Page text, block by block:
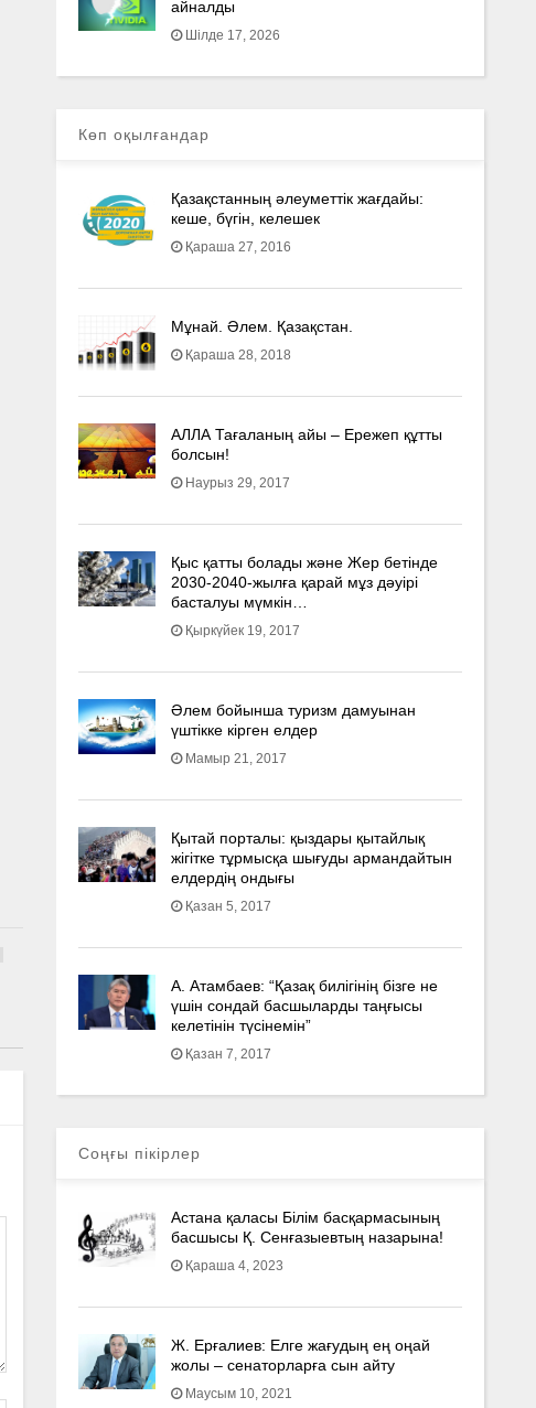
айналды
Шілде 17, 2026
Көп оқылғандар
Қазақстанның әлеуметтік жағдайы:
кеше, бүгін, келешек
Қараша 27, 2016
Мұнай. Әлем. Қазақстан.
Қараша 28, 2018
АЛЛА Тағаланың айы – Ережеп құтты
болсын!
Наурыз 29, 2017
Қыс қатты болады және Жер бетінде
2030-2040­-жылға қарай мұз дәуірі
басталуы мүмкін…
Қыркүйек 19, 2017
Әлем бойынша туризм дамуынан
үштікке кірген елдер
Мамыр 21, 2017
Қытай порталы: қыздары қытайлық
жігітке тұрмысқа шығуды армандайтын
елдердің ондығы
Қазан 5, 2017
А. Атамбаев: “Қазақ билігінің бізге не
үшін сондай басшыларды таңғысы
келетінін түсінемін”
Қазан 7, 2017
Соңғы пікірлер
Астана қаласы Білім басқармасының
басшысы Қ. Сенғазыевтың назарына!
Қараша 4, 2023
Ж. Ерғалиев: Елге жағудың ең оңай
жолы – сенаторларға сын айту
Маусым 10, 2021